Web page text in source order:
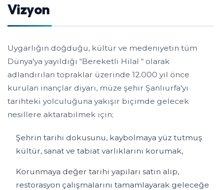
Vizyon
Uygarlığın doğduğu, kültür ve medeniyetin tüm
Dünya'ya yayıldığı “Bereketli Hilal “ olarak
adlandırılan topraklar üzerinde 12.000 yıl önce
kurulan inançlar diyarı, müze şehir Şanlıurfa'yı
tarihteki yolculuğuna yakışır biçimde gelecek
nesillere aktarabilmek için;
Şehrin tarihi dokusunu, kaybolmaya yüz tutmuş
kültür, sanat ve tabiat varlıklarını korumak,
Korunmaya değer tarihi yapıları satın alıp,
restorasyon çalışmalarını tamamlayarak geleceğe